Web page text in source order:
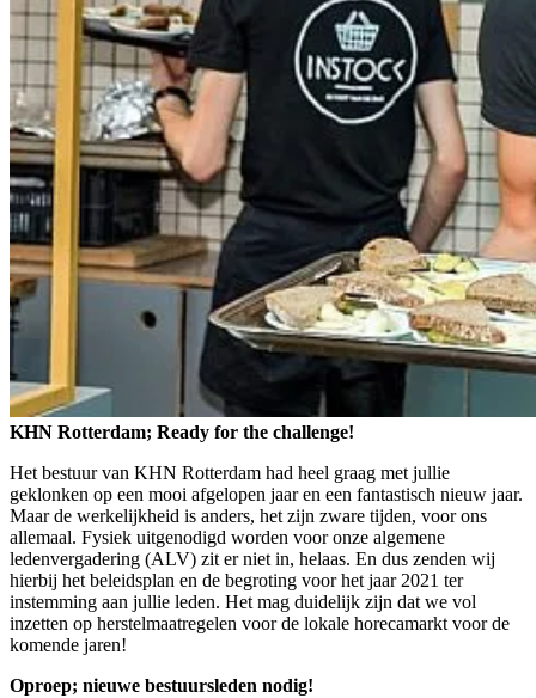
KHN Rotterdam; Ready for the challenge!
Het bestuur van KHN Rotterdam had heel graag met jullie
geklonken op een mooi afgelopen jaar en een fantastisch nieuw jaar.
Maar de werkelijkheid is anders, het zijn zware tijden, voor ons
allemaal. Fysiek uitgenodigd worden voor onze algemene
ledenvergadering (ALV) zit er niet in, helaas. En dus zenden wij
hierbij het beleidsplan en de begroting voor het jaar 2021 ter
instemming aan jullie leden. Het mag duidelijk zijn dat we vol
inzetten op herstelmaatregelen voor de lokale horecamarkt voor de
komende jaren!
Oproep; nieuwe bestuursleden nodig!